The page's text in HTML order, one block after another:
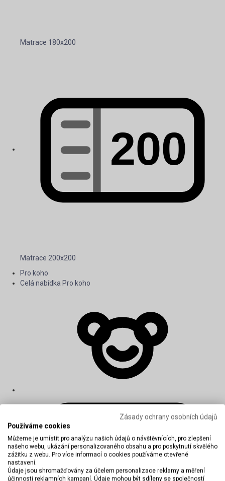
Matrace 180x200
Matrace 200x200
Pro koho
Celá nabídka Pro koho
Zásady ochrany osobních údajů
Používáme cookies
Můžeme je umístit pro analýzu našich údajů o návštěvnících, pro zlepšení
našeho webu, ukázání personalizovaného obsahu a pro poskytnutí skvělého
zážitku z webu. Pro více informací o cookies používáme otevřené
nastavení.
Údaje jsou shromažďovány za účelem personalizace reklamy a měření
účinnosti reklamních kampaní. Údaje mohou být sdíleny se společností